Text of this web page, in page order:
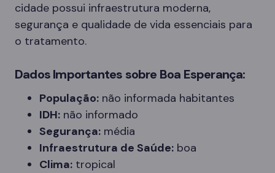
cidade possui infraestrutura moderna,
segurança e qualidade de vida essenciais para
o tratamento.
Dados Importantes sobre Boa Esperança:
População: não informada habitantes
IDH: não informado
Segurança: média
Infraestrutura de Saúde: boa
Clima: tropical